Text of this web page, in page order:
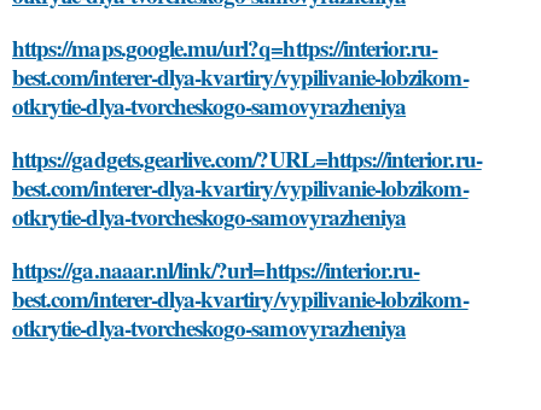
https://maps.google.mu/url?q=https://interior.ru-
best.com/interer-dlya-kvartiry/vypilivanie-lobzikom-
otkrytie-dlya-tvorcheskogo-samovyrazheniya
https://gadgets.gearlive.com/?URL=https://interior.ru-
best.com/interer-dlya-kvartiry/vypilivanie-lobzikom-
otkrytie-dlya-tvorcheskogo-samovyrazheniya
https://ga.naaar.nl/link/?url=https://interior.ru-
best.com/interer-dlya-kvartiry/vypilivanie-lobzikom-
otkrytie-dlya-tvorcheskogo-samovyrazheniya